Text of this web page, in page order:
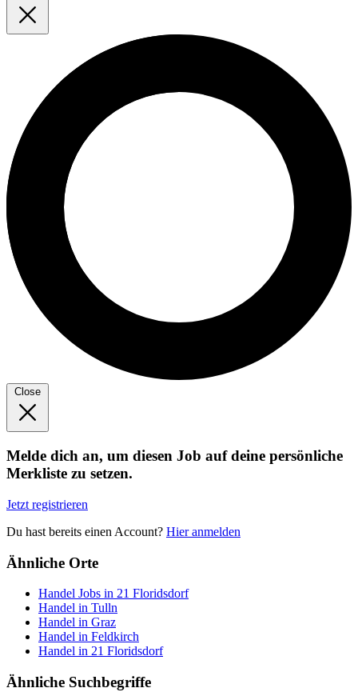
Close
Melde dich an, um diesen Job auf deine persönliche
Merkliste zu setzen.
Jetzt registrieren
Du hast bereits einen Account? Hier anmelden
Ähnliche Orte
Handel Jobs in 21 Floridsdorf
Handel in Tulln
Handel in Graz
Handel in Feldkirch
Handel in 21 Floridsdorf
Ähnliche Suchbegriffe